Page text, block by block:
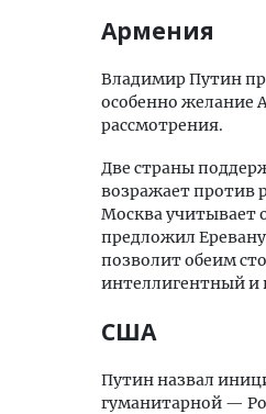
Армения
Владимир Путин
особенно желание
рассмотрения.
Две страны
возражает против
Москва учитывает
предложил
позволит обеим
интеллигентный и
США
Путин назвал
гуманитарной —